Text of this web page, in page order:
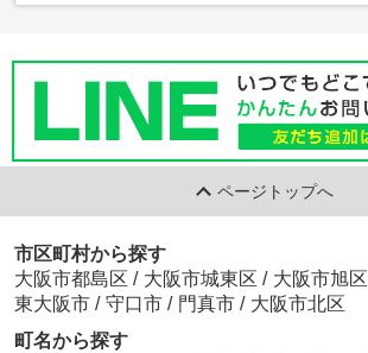
ページトップへ
市区町村から探す
大阪市都島区 / 大阪市城東区 / 大阪市旭区
東大阪市 / 守口市 / 門真市 / 大阪市北区
町名から探す